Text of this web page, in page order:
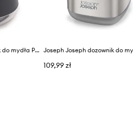
Joseph Joseph dozownik do mydła Presto™
109,99 zł